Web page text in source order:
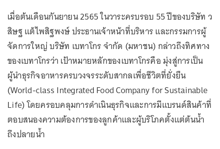
เมื่อต้นเดือนกันยายน 2565 ในวาระครบรอบ 55 ปีของบริษัท ว
สิษฐ แต้ไพสิฐพงษ์ ประธานเจ้าหน้าที่บริหาร และกรรมการผู้
จัดการใหญ่ บริษัท เบทาโกร จำกัด (มหาชน) กล่าวถึงทิศทาง
ของเบทาโกรว่า เป้าหมายหลักของเบทาโกรคือ มุ่งสู่การเป็น
ผู้นำธุรกิจอาหารครบวงจรระดับสากลเพื่อชีวิตที่ยั่งยืน
(World-class Integrated Food Company for Sustainable
Life) โดยครอบคลุมการดำเนินธุรกิจและการมีแบรนด์สินค้าที่
ตอบสนองความต้องการของลูกค้าและผู้บริโภคตั้งแต่ต้นน้ำ
ถึงปลายน้ำ